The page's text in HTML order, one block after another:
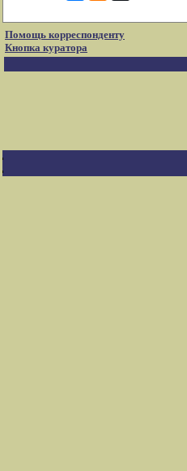
Помощь корреспонденту
Кнопка куратора